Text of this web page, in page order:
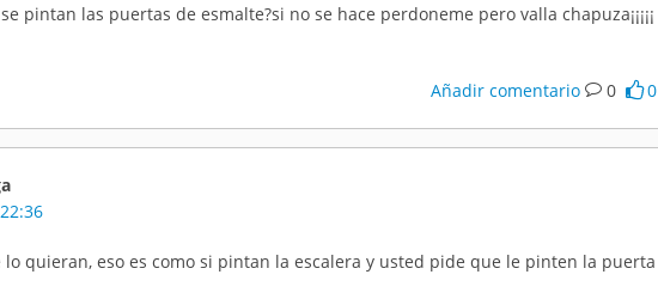
pintan las puertas de esmalte?si no se hace perdoneme pero valla chapuza¡¡¡¡¡
Añadir comentario 0 0
quieran, eso es como si pintan la escalera y usted pide que le pinten la puerta